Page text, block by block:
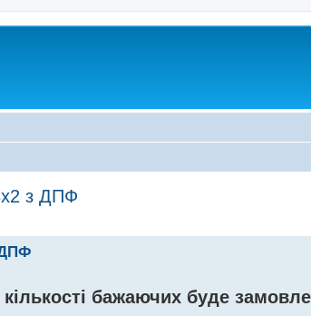
з ДПФ
ДПФ
бажаючих буде